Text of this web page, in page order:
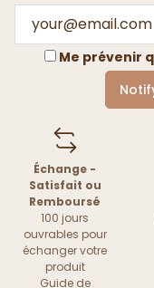
Me prévenir
Échange -
Satisfait ou
Remboursé
100 jours
ouvrables pour
échanger votre
produit
Guide de